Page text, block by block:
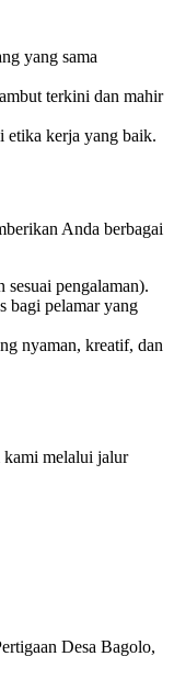
yang sama
terkini dan mahir
etika kerja yang baik.
Anda berbagai
sesuai pengalaman).
bagi pelamar yang
nyaman, kreatif, dan
kami melalui jalur
Desa Bagolo,